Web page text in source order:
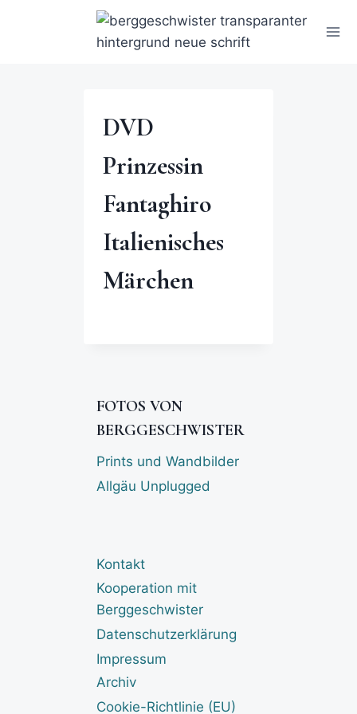
DVD
Prinzessin
Fantaghiro
Italienisches
Märchen
FOTOS VON
BERGGESCHWISTER
Prints und Wandbilder
Allgäu Unplugged
Kontakt
Kooperation mit
Berggeschwister
Datenschutzerklärung
Impressum
Archiv
Cookie-Richtlinie (EU)